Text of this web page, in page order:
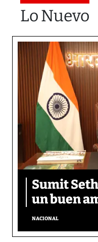
Lo Nuevo
Sumit
un buen
NACIONAL